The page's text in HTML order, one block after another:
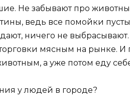
Не забывают про
ведь все помойки
ничего не
мясным на рынке.
а уже потом еду
у людей в городе?